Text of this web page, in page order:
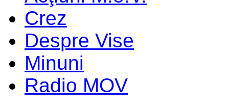
Crez
Despre Vise
Minuni
Radio MOV